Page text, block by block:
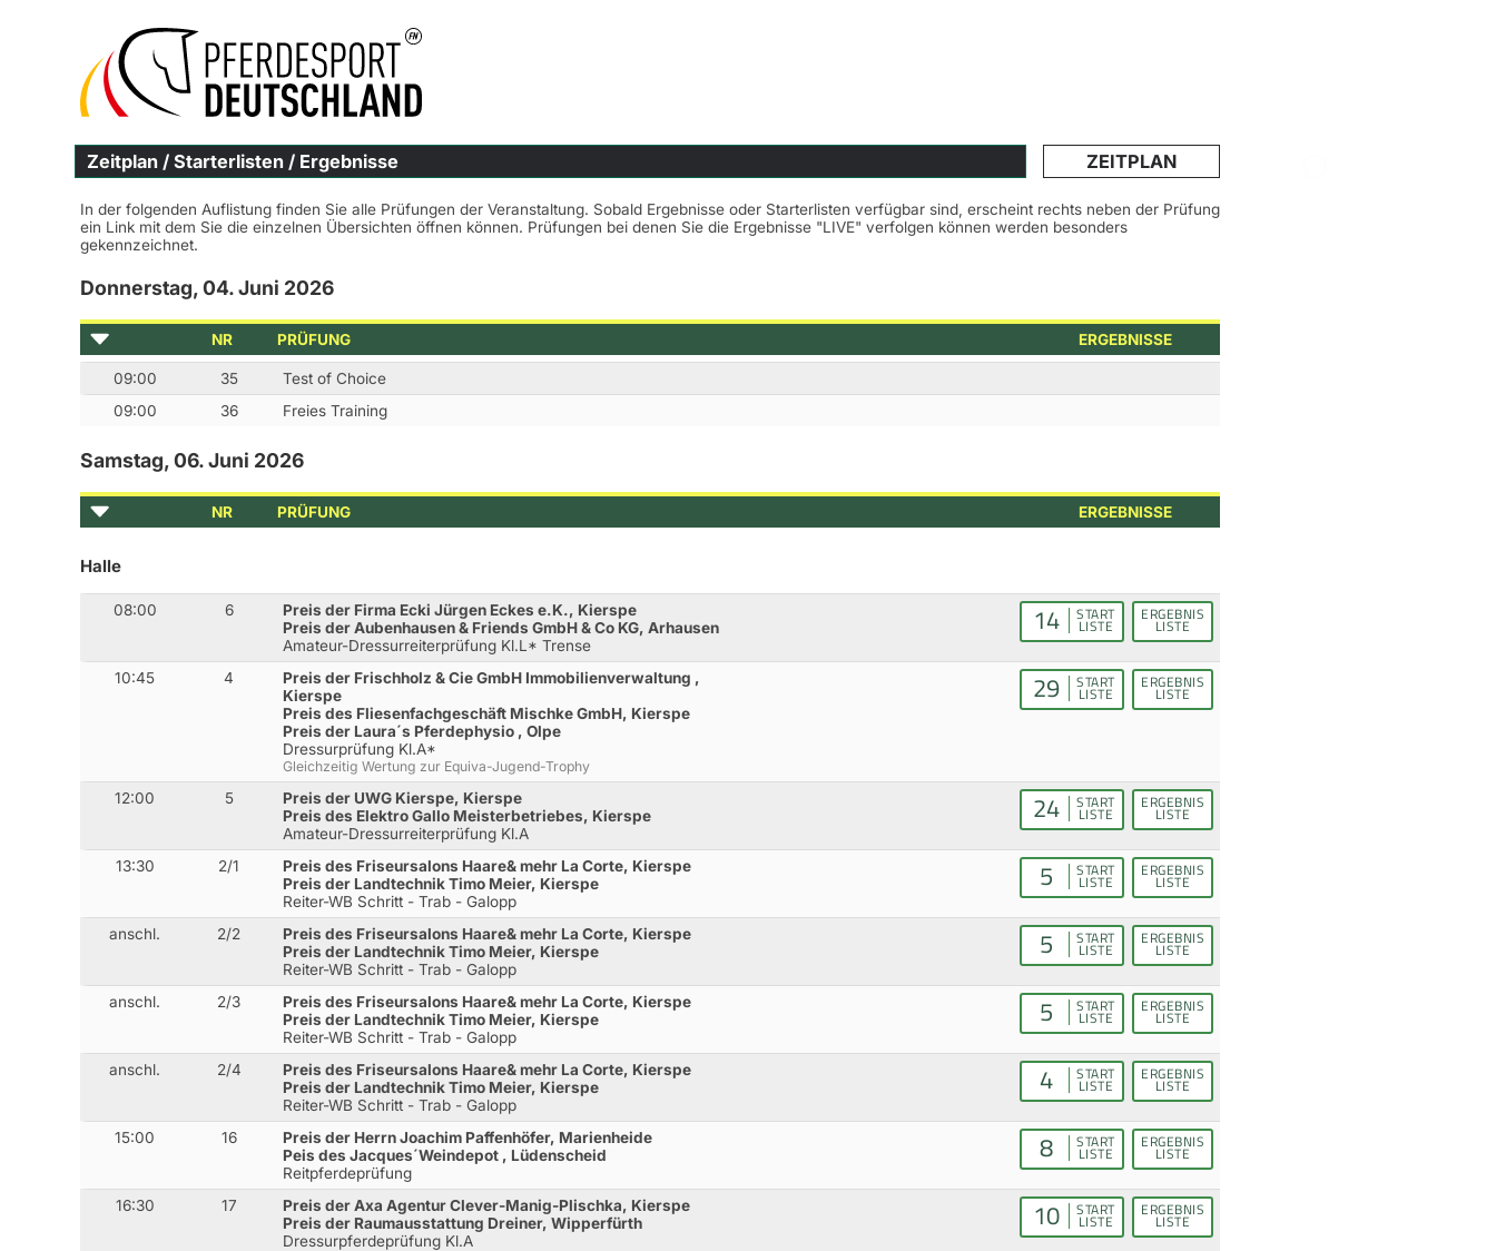
Zeitplan / Starterlisten / Ergebnisse ZEITPLAN
In der folgenden Auflistung finden Sie alle Prüfungen der Veranstaltung. Sobald Ergebnisse oder Starterlisten verfügbar sind, erscheint rechts neben der Prüfung
ein Link mit dem Sie die einzelnen Übersichten öffnen können. Prüfungen bei denen Sie die Ergebnisse "LIVE" verfolgen können werden besonders
gekennzeichnet.
Donnerstag, 04. Juni 2026
NR PRÜFUNG ERGEBNISSE
09:00 35
Test of Choice
09:00
36 Freies Training
Samstag, 06. Juni 2026
NR PRÜFUNG ERGEBNISSE
Halle
08:00 6
Preis der Firma Ecki Jürgen Eckes e.K., Kierspe
Preis der Aubenhausen & Friends GmbH & Co KG, Arhausen
Amateur-Dressurreiterprüfung Kl.L* Trense
14 START
LISTE
ERGEBNIS
LISTE
10:45 4
Preis der Frischholz & Cie GmbH Immobilienverwaltung ,
Kierspe
Preis des Fliesenfachgeschäft Mischke GmbH, Kierspe
Preis der Laura´s Pferdephysio , Olpe
Dressurprüfung Kl.A*
Gleichzeitig Wertung zur Equiva-Jugend-Trophy
29 START
LISTE
ERGEBNIS
LISTE
12:00 5
Preis der UWG Kierspe, Kierspe
Preis des Elektro Gallo Meisterbetriebes, Kierspe
Amateur-Dressurreiterprüfung Kl.A
24 START
LISTE
ERGEBNIS
LISTE
13:30 2/1
Preis des Friseursalons Haare& mehr La Corte, Kierspe
Preis der Landtechnik Timo Meier, Kierspe
Reiter-WB Schritt - Trab - Galopp
5 START
LISTE
ERGEBNIS
LISTE
anschl. 2/2
Preis des Friseursalons Haare& mehr La Corte, Kierspe
Preis der Landtechnik Timo Meier, Kierspe
Reiter-WB Schritt - Trab - Galopp
5 START
LISTE
ERGEBNIS
LISTE
anschl. 2/3
Preis des Friseursalons Haare& mehr La Corte, Kierspe
Preis der Landtechnik Timo Meier, Kierspe
Reiter-WB Schritt - Trab - Galopp
5 START
LISTE
ERGEBNIS
LISTE
anschl. 2/4
Preis des Friseursalons Haare& mehr La Corte, Kierspe
Preis der Landtechnik Timo Meier, Kierspe
Reiter-WB Schritt - Trab - Galopp
4 START
LISTE
ERGEBNIS
LISTE
15:00 16
Preis der Herrn Joachim Paffenhöfer, Marienheide
Peis des Jacques´Weindepot , Lüdenscheid
Reitpferdeprüfung
8 START
LISTE
ERGEBNIS
LISTE
16:30 17
Preis der Axa Agentur Clever-Manig-Plischka, Kierspe
Preis der Raumausstattung Dreiner, Wipperfürth
Dressurpferdeprüfung Kl.A
10 START
LISTE
ERGEBNIS
LISTE